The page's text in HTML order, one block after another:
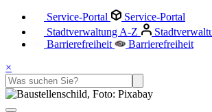
Service-Portal
Service-Portal
Stadtverwaltung A-Z
Barrierefreiheit
Barrierefreiheit
×